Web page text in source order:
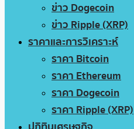
ข่าว Dogecoin
ข่าว Ripple (XRP)
ราคาและการวิเคราะห์
ราคา Bitcoin
ราคา Ethereum
ราคา Dogecoin
ราคา Ripple (XRP)